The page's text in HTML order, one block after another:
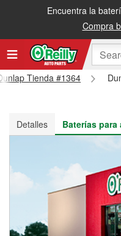
Encuentra la
Compra
Recibe tu orden gratis al
Tienda #1364
Detalles
Baterías para